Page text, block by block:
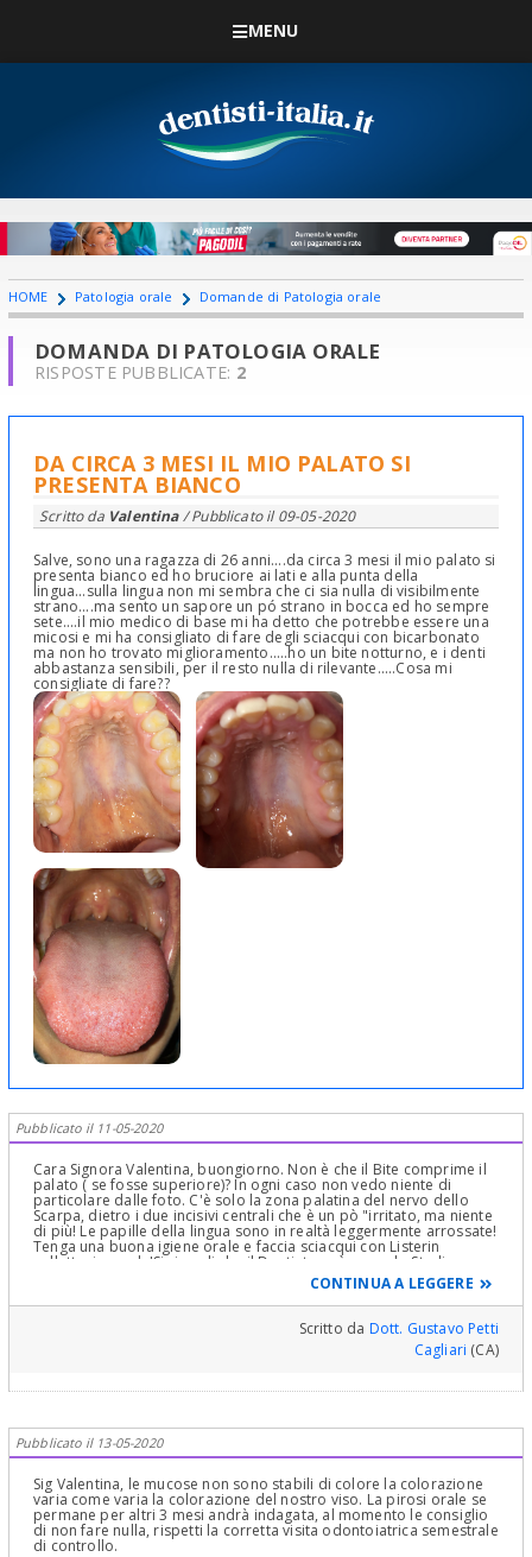
MENU
HOME Patologia orale Domande di Patologia orale
DOMANDA DI PATOLOGIA ORALE
RISPOSTE PUBBLICATE: 2
DA CIRCA 3 MESI IL MIO PALATO SI
PRESENTA BIANCO
Scritto da Valentina/ Pubblicato il 09-05-2020
Salve, sono una ragazza di 26 anni....da circa 3 mesi il mio palato si
presenta bianco ed ho bruciore ai lati e alla punta della
lingua...sulla lingua non mi sembra che ci sia nulla di visibilmente
strano....ma sento un sapore un pó strano in bocca ed ho sempre
sete....il mio medico di base mi ha detto che potrebbe essere una
micosi e mi ha consigliato di fare degli sciacqui con bicarbonato
ma non ho trovato miglioramento.....ho un bite notturno, e i denti
abbastanza sensibili, per il resto nulla di rilevante.....Cosa mi
consigliate di fare??
Pubblicato il 11-05-2020
Cara Signora Valentina, buongiorno. Non è che il Bite comprime il
palato ( se fosse superiore)? In ogni caso non vedo niente di
particolare dalle foto. C'è solo la zona palatina del nervo dello
Scarpa, dietro i due incisivi centrali che è un pò "irritato, ma niente
di più! Le papille della lingua sono in realtà leggermente arrossate!
Tenga una buona igiene orale e faccia sciacqui con Listerin
colluttorio verde!Si ricordi che il Dentista può avere lo Studio
aperto solo per le urgenze e solo se dotato dei DPI (Dispositivi di
Protezione individuali) adeguati al contenimento del contagio del
Sars-CoV-2 ( Malattia Covid-19) e relative linee guida per la
Sicurezza di tutti! Cari saluti e stia tranquilla. Solo se le venisse
CONTINUA A LEGGERE
Scritto da Dott. Gustavo Petti
Cagliari (CA)
Pubblicato il 13-05-2020
Sig Valentina, le mucose non sono stabili di colore la colorazione
varia come varia la colorazione del nostro viso. La pirosi orale se
permane per altri 3 mesi andrà indagata, al momento le consiglio
di non fare nulla, rispetti la corretta visita odontoiatrica semestrale
di controllo.